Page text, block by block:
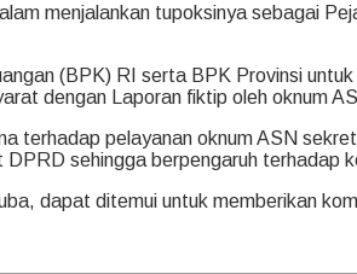
menjalankan tupoksinya sebagai
(BPK) RI serta BPK Provinsi
dengan Laporan fiktip oleh oknum
terhadap pelayanan oknum ASN
sehingga berpengaruh terhadap
dapat ditemui untuk memberikan